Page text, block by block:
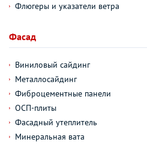
Флюгеры и указатели ветра
Фасад
Виниловый сайдинг
Металлосайдинг
Фиброцементные панели
ОСП-плиты
Фасадный утеплитель
Минеральная вата